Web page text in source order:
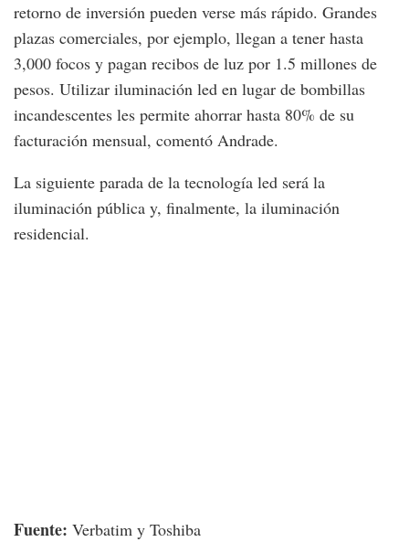
retorno de inversión pueden verse más rápido. Grandes
plazas comerciales, por ejemplo, llegan a tener hasta
3,000 focos y pagan recibos de luz por 1.5 millones de
pesos. Utilizar iluminación led en lugar de bombillas
incandescentes les permite ahorrar hasta 80% de su
facturación mensual, comentó Andrade.
La siguiente parada de la tecnología led será la
iluminación pública y, finalmente, la iluminación
residencial.
Fuente: Verbatim y Toshiba